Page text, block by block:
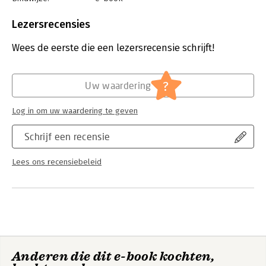
Bestandsformaat:
Uitgever:
Wiley Online Library
Hoofdrubriek: Financieel management
Lezersrecensies
Wees de eerste die een lezersrecensie schrijft!
Schrijf een recensie
Lees ons recensiebeleid
Uw waardering ?
Log in om uw waardering te geven
Anderen die dit e-book kochten,